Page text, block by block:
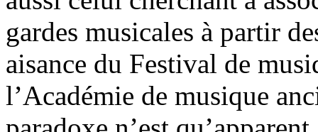
gardes musicales à partir
aisance du Festival de
l’Académie de musique